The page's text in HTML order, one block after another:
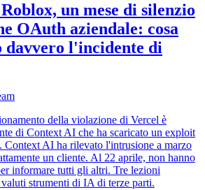
un mese di silenzio
OAuth aziendale: cosa
davvero l'incidente di
della violazione di Vercel è
di Context AI che ha scaricato un exploit
AI ha rilevato l'intrusione a marzo
un cliente. Al 22 aprile, non hanno
informare tutti gli altri. Tre lezioni
strumenti di IA di terze parti.